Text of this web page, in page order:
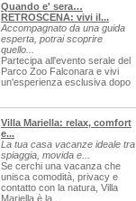
Quando e' sera…
RETROSCENA: vivi il...
Accompagnato da una guida
esperta, potrai scoprire
quello...
Partecipa all'evento serale del
Parco Zoo Falconara e vivi
un'esperienza esclusiva dopo
Villa Mariella: relax, comfort
e...
La tua casa vacanze ideale tra
spiaggia, movida e...
Se cerchi una vacanza che
unisca comodità, privacy e
contatto con la natura, Villa
Mariella è la...